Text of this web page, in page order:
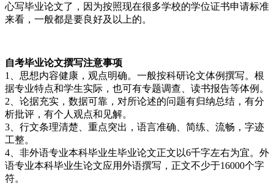
心写毕业论文了，因为按照现在很多学校的学位证书申请标准
来看，一般都是要良好及以上的。
自考毕业论文撰写注意事项
1、思想内容健康，观点明确。一般按科研论文体例撰写。根
据专业特点和学生实际，也可有专题调查、读书报告等体例。
2、论据充实，数据可靠，对所论述的问题有归纳总结，有分
析批评，有个人观点和见解。
3、行文条理清楚、重点突出，语言准确、简练、流畅，字迹
工整。
4、非外语专业本科毕业生毕业论文正文以6千字左右为宜。外
语专业本科毕业生论文应用外语撰写，正文不少于16000个字
符。